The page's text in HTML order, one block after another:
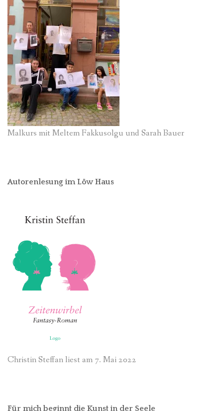
Malkurs mit Meltem Fakkusolgu und Sarah Bauer
Autorenlesung im Löw Haus
Christin Steffan liest am 7. Mai 2022
Für mich beginnt die Kunst in der Seele